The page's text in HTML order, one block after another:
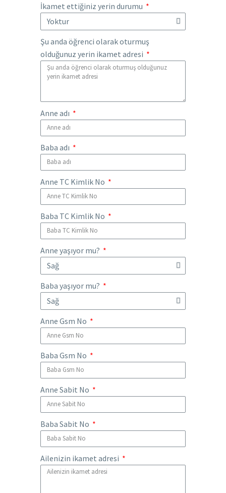
İkamet ettiğiniz yerin durumu
Şu anda öğrenci olarak oturmuş
olduğunuz yerin ikamet adresi
Anne adı
Baba adı
Anne TC Kimlik No
Baba TC Kimlik No
Anne yaşıyor mu?
Baba yaşıyor mu?
Anne Gsm No
Baba Gsm No
Anne Sabit No
Baba Sabit No
Ailenizin ikamet adresi